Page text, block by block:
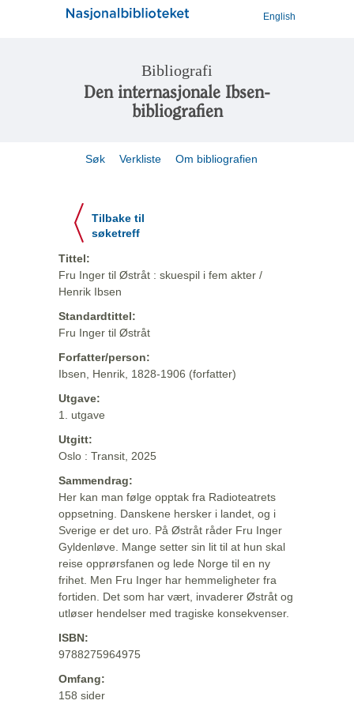
English
Bibliografi
Den internasjonale Ibsen-
bibliografien
Søk Verkliste Om bibliografien
Tilbake til
søketreff
Tittel:
Fru Inger til Østråt : skuespil i fem akter /
Henrik Ibsen
Standardtittel:
Fru Inger til Østråt
Forfatter/person:
Ibsen, Henrik, 1828-1906 (forfatter)
Utgave:
1. utgave
Utgitt:
Oslo : Transit, 2025
Sammendrag:
Her kan man følge opptak fra Radioteatrets
oppsetning. Danskene hersker i landet, og i
Sverige er det uro. På Østråt råder Fru Inger
Gyldenløve. Mange setter sin lit til at hun skal
reise opprørsfanen og lede Norge til en ny
frihet. Men Fru Inger har hemmeligheter fra
fortiden. Det som har vært, invaderer Østråt og
utløser hendelser med tragiske konsekvenser.
ISBN:
9788275964975
Omfang:
158 sider